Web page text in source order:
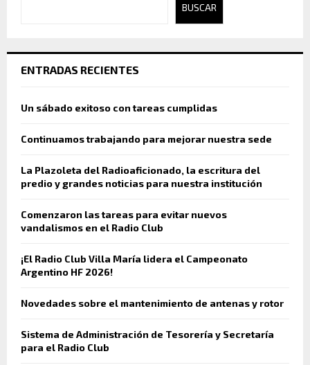
BUSCAR
ENTRADAS RECIENTES
Un sábado exitoso con tareas cumplidas
Continuamos trabajando para mejorar nuestra sede
La Plazoleta del Radioaficionado, la escritura del
predio y grandes noticias para nuestra institución
Comenzaron las tareas para evitar nuevos
vandalismos en el Radio Club
¡El Radio Club Villa María lidera el Campeonato
Argentino HF 2026!
Novedades sobre el mantenimiento de antenas y rotor
Sistema de Administración de Tesorería y Secretaría
para el Radio Club